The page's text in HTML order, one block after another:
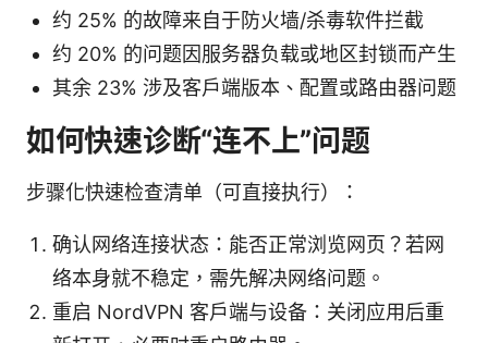
约 25% 的故障来自于防火墙/杀毒软件拦截
约 20% 的问题因服务器负载或地区封锁而产生
其余 23% 涉及客户端版本、配置或路由器问题
如何快速诊断“连不上”问题
步骤化快速检查清单（可直接执行）：
确认网络连接状态：能否正常浏览网页？若网
络本身就不稳定，需先解决网络问题。
重启 NordVPN 客户端与设备：关闭应用后重